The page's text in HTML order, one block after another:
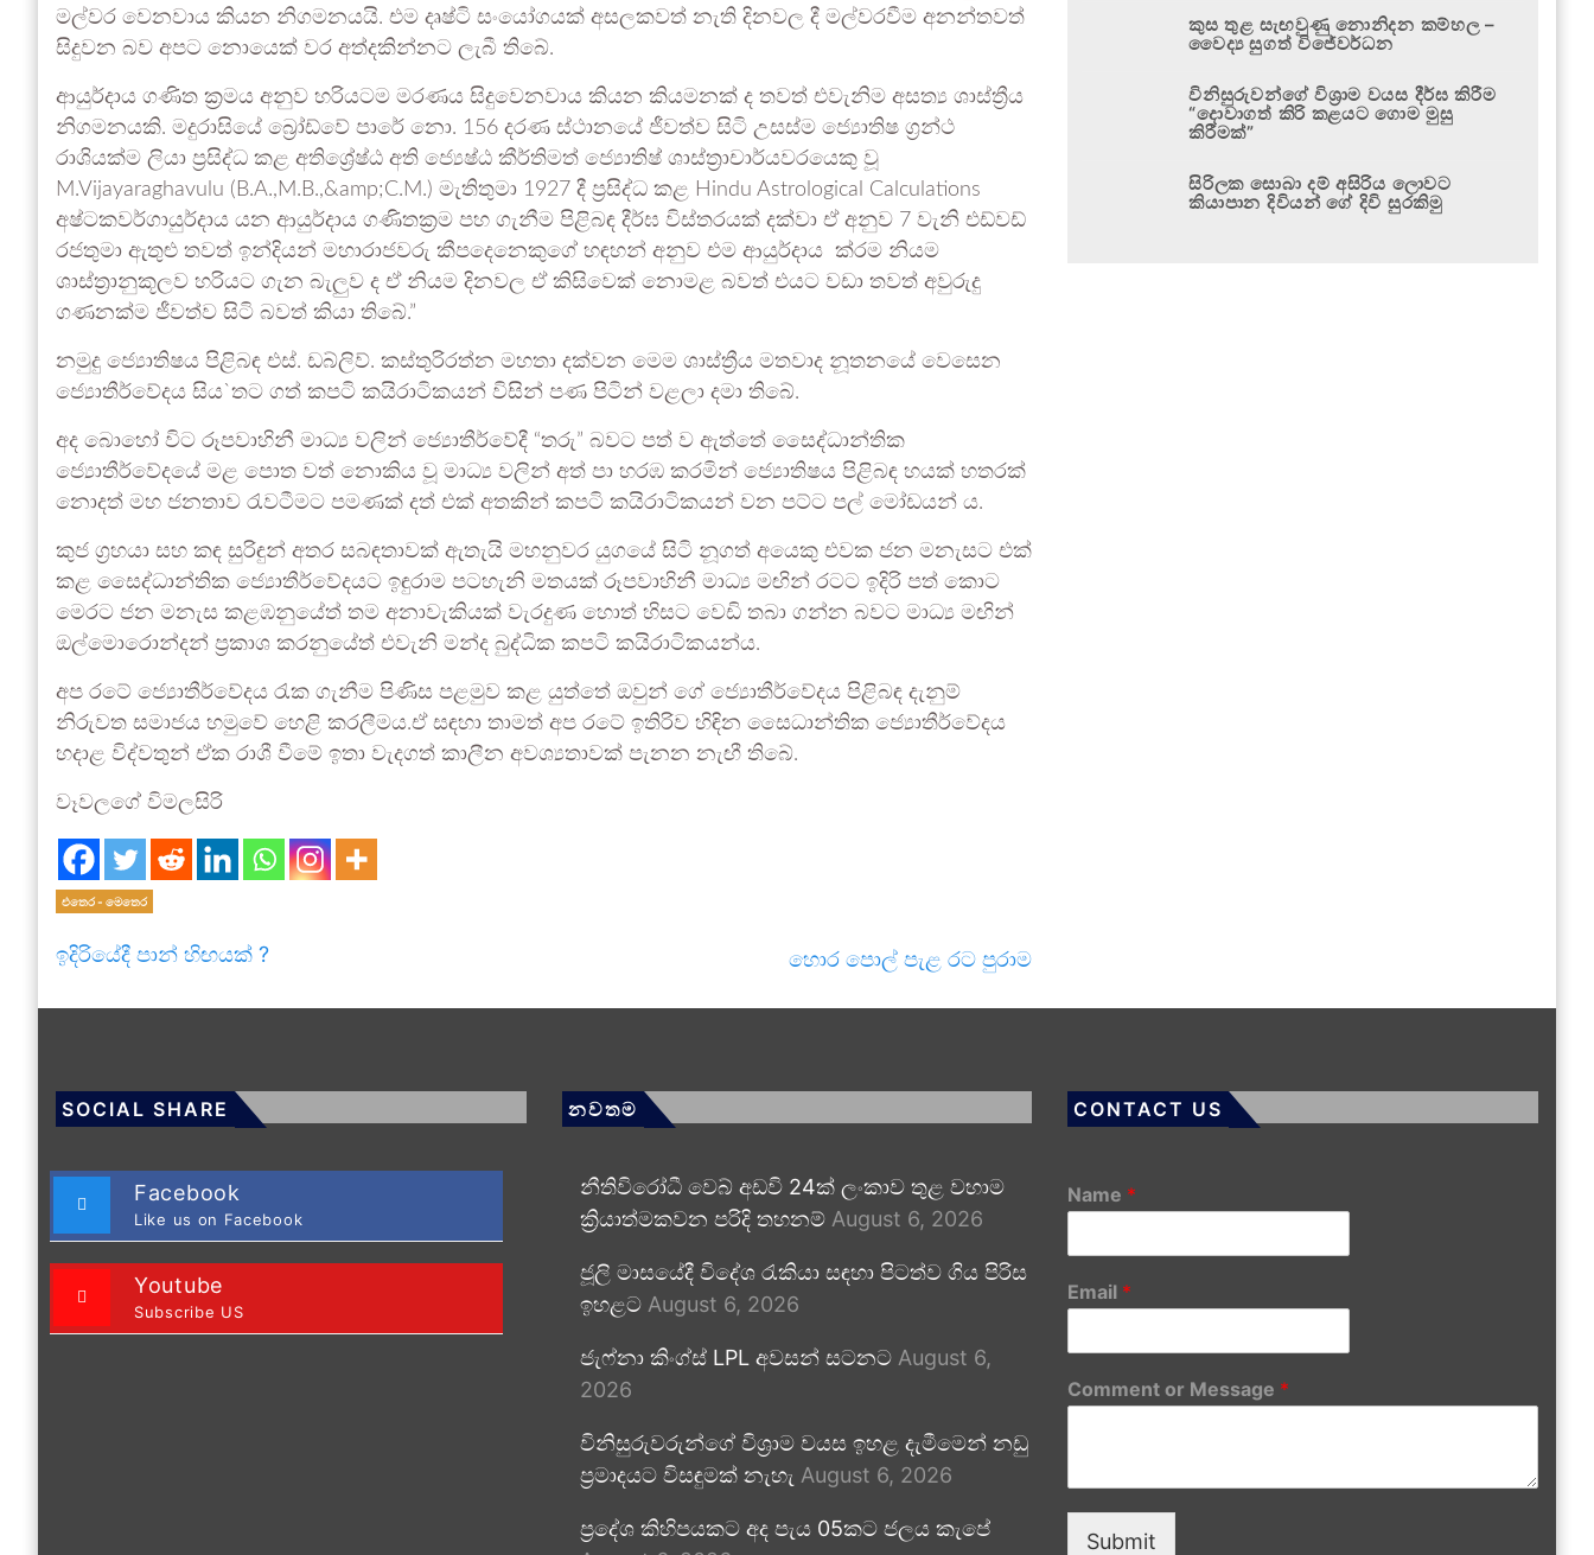
මල්වර වෙනවාය කියන නිගමනයයි. එම දෘෂ්ටි සංයෝගයක් අසලකවත් නැති දිනවල දී මල්වරවීම අනන්තවත්
සිදුවන බව අපට නොයෙක් වර අත්දකින්නට ලැබී තිබේ.
ආයුර්දාය ගණිත ක්‍රමය අනුව හරියටම මරණය සිදුවෙනවාය කියන කියමනක් ද තවත් එවැනිම අසත්‍ය ශාස්ත්‍රීය
නිගමනයකි. මදුරාසියේ බ්‍රෝඩ්වේ පාරේ නො. 156 දරණ ස්ථානයේ ජීවත්ව සිටි උසස්ම ජ්‍යොතිෂ ග්‍රන්ථ
රාශියක්ම ලියා ප්‍රසිද්ධ කළ අතිශ්‍රේෂ්ඨ අති ජ්‍යෙෂ්ඨ කීර්තිමත් ජ්‍යොතිෂ් ශාස්ත්‍රාචාර්යවරයෙකු වූ
M.Vijayaraghavulu (B.A.,M.B.,&amp;C.M.) මැතිතුමා 1927 දී ප්‍රසිද්ධ කළ Hindu Astrological Calculations
අෂ්ටකවර්ගායුර්දාය යන ආයුර්දාය ගණිතක්‍රම පහ ගැනීම පිළිබඳ දීර්ඝ විස්තරයක් දක්වා ඒ අනුව 7 වැනි එඩ්වඩ්
රජතුමා ඇතුළු තවත් ඉන්දියන් මහාරාජවරු කීපදෙනෙකුගේ හඳහන් අනුව එම ආයුර්දාය ක්රම නියම
ශාස්ත්‍රානුකූලව හරියට ගැන බැලුව ද ඒ නියම දිනවල ඒ කිසිවෙක් නොමළ බවත් එයට වඩා තවත් අවුරුදු
ගණනක්ම ජීවත්ව සිටි බවත් කියා තිබේ.”
නමුදු ජ්‍යොතිෂය පිළිබඳ එස්. ඩබ්ලිව්. කස්තුරිරත්න මහතා දක්වන මෙම ශාස්ත්‍රීය මතවාද නූතනයේ වෙසෙන
ජ්‍යොතීර්වේදය සිය`තට ගත් කපටි කයිරාටිකයන් විසින් පණ පිටින් වළලා දමා තිබේ.
අද බොහෝ විට රූපවාහිනී මාධ්‍ය වලින් ජ්‍යොතීර්වේදී “තරු” බවට පත් ව ඇත්තේ සෛද්ධාන්තික
ජ්‍යොතීර්වේදයේ මළ පොත වත් නොකිය වූ මාධ්‍ය වලින් අත් පා හරඹ කරමින් ජ්‍යොතිෂය පිළිබඳ හයක් හතරක්
නොදත් මහ ජනතාව රැවටීමට පමණක් දත් එක් අතකින් කපටි කයිරාටිකයන් වන පට්ට පල් මෝඩයන් ය.
කුජ ග්‍රහයා සහ කඳ සුරිඳුන් අතර සබඳතාවක් ඇතැයි මහනුවර යුගයේ සිටි නූගත් අයෙකු එවක ජන මනැසට එක්
කළ සෛද්ධාන්තික ජ්‍යොතීර්වේදයට ඉඳුරාම පටහැනි මතයක් රූපවාහිනී මාධ්‍ය මඟින් රටට ඉදිරි පත් කොට
මෙරට ජන මනැස කළඹනුයේත් තම අනාවැකියක් වැරදුණ හොත් හිසට වෙඩි තබා ගන්න බවට මාධ්‍ය මඟින්
ඔල්මොරොන්දන් ප්‍රකාශ කරනුයේත් එවැනි මන්ද බුද්ධික කපටි කයිරාටිකයන්ය.
අප රටේ ජ්‍යොතීර්වේදය රැක ගැනීම පිණිස පළමුව කළ යුත්තේ ඔවුන් ගේ ජ්‍යොතීර්වේදය පිළිබඳ දැනුම්
නිරුවත සමාජය හමුවේ හෙළි කරලීමය.ඒ සඳහා තාමත් අප රටේ ඉතිරිව හිඳින සෛධාන්තික ජ්‍යොතීර්වේදය
හදාළ විද්වතුන් ඒක රාශී වීමේ ඉතා වැදගත් කාලීන අවශ්‍යතාවක් පැනන නැඟී තිබේ.
වෑවලගේ විමලසිරි
එතෙර - මෙතෙර
ඉදිරියේදී පාන් හිඟයක් ? හොර පොල් පැළ රට පුරාම
කුස තුළ සැඟවුණු නොනිදන කම්හල –
වෛද්‍ය සුගත් විජේවර්ධන
විනිසුරුවන්ගේ විශ්‍රාම වයස දීර්ඝ කිරීම
“දොවාගත් කිරි කළයට ගොම මුසු
කිරීමක්”
සිරිලක සොබා දම් අසිරිය ලොවට
කියාපාන දිවියන් ගේ දිවි සුරකිමු
SOCIAL SHARE
Facebook
Like us on Facebook
Youtube
Subscribe US
නවතම
නීතිවිරෝධී වෙබ් අඩවි 24ක් ලංකාව තුළ වහාම
ක්‍රියාත්මකවන පරිදි තහනම් August 6, 2026
ජූලි මාසයේදී විදේශ රැකියා සඳහා පිටත්ව ගිය පිරිස
ඉහළට August 6, 2026
ජැෆ්නා කිංග්ස් LPL අවසන් සටනට August 6,
2026
විනිසුරුවරුන්ගේ විශ්‍රාම වයස ඉහළ දැමීමෙන් නඩු
ප්‍රමාදයට විසඳුමක් නැහැ August 6, 2026
ප්‍රදේශ කිහිපයකට අද පැය 05කට ජලය කැපේ
CONTACT US
Name *
Email *
Comment or Message *
Submit